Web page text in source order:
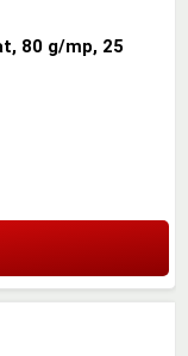
80 g/mp, 25